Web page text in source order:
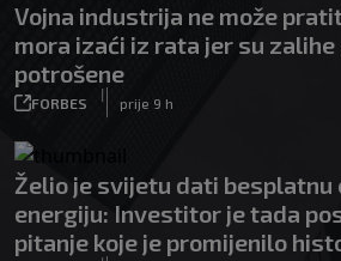
Vojna industrija ne može
mora izaći iz rata jer su
potrošene
FORBES
|
prije 9 h
Želio je svijetu dati besplatnu
energiju: Investitor je tada
pitanje koje je promijenilo